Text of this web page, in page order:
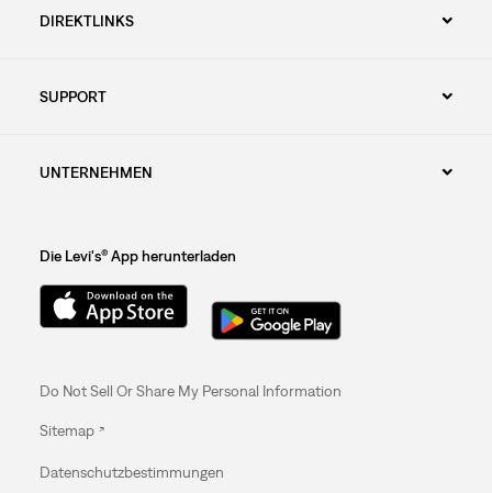
DIREKTLINKS
SUPPORT
UNTERNEHMEN
Die Levi's® App herunterladen
Do Not Sell Or Share My Personal Information
Sitemap
Datenschutzbestimmungen